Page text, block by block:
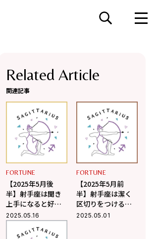
Related Article
関連記事
FORTUNE
【2025年5月後
半】射手座は聞き
上手になると好感
を持たれる【Love
Me Doのポジティ
ブ星占い】
2025.05.16
FORTUNE
【2025年5月前
半】射手座は潔く
区切りをつけるこ
とが開運の鍵に
2025.05.01